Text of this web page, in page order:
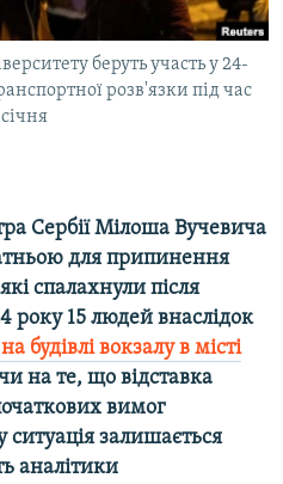
беруть участь у 24-
розв'язки під час
Сербії Мілоша Вучевича
для припинення
спалахнули після
року 15 людей внаслідок
будівлі вокзалу в місті
на те, що відставка
вимог
залишається
аналітики